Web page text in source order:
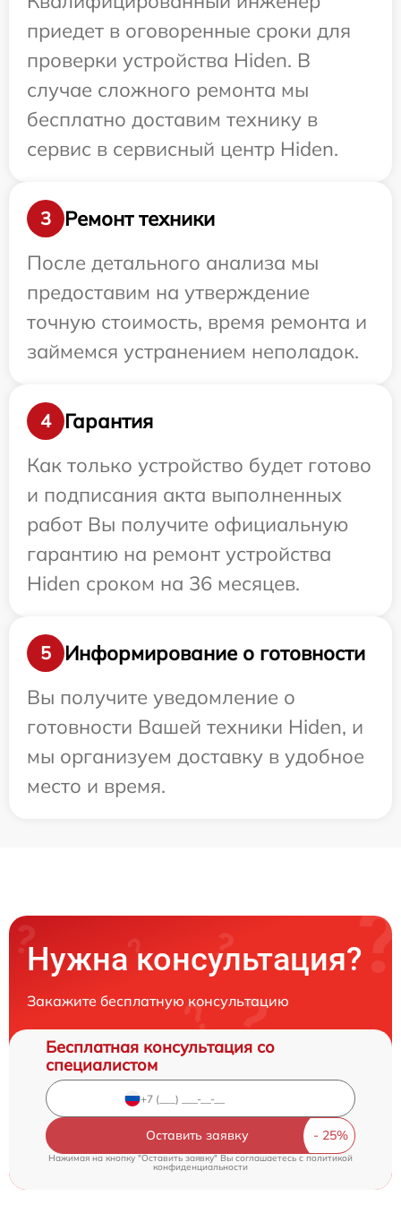
приедет в оговоренные сроки для
проверки устройства Hiden. В
случае сложного ремонта мы
бесплатно доставим технику в
сервис в сервисный центр Hiden.
3
Ремонт техники
После детального анализа мы
предоставим на утверждение
точную стоимость, время ремонта и
займемся устранением неполадок.
4
Гарантия
Как только устройство будет готово
и подписания акта выполненных
работ Вы получите официальную
гарантию на ремонт устройства
Hiden сроком на 36 месяцев.
5
Информирование о готовности
Вы получите уведомление о
готовности Вашей техники Hiden, и
мы организуем доставку в удобное
место и время.
Нужна консультация?
Закажите бесплатную консультацию
Бесплатная консультация со
специалистом
Оставить заявку
Нажимая на кнопку "Оставить заявку" Вы соглашаетесь c политикой
конфиденциальности